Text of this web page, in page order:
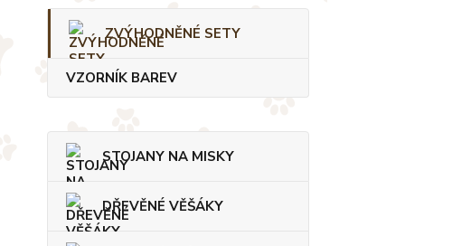
ZVÝHODNĚNÉ SETY
VZORNÍK BAREV
STOJANY NA MISKY
DŘEVĚNÉ VĚŠÁKY